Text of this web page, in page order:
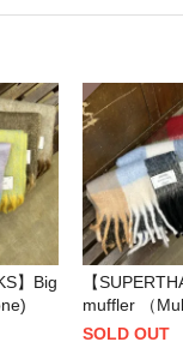
】Big
【
muffler （
SOLD OUT